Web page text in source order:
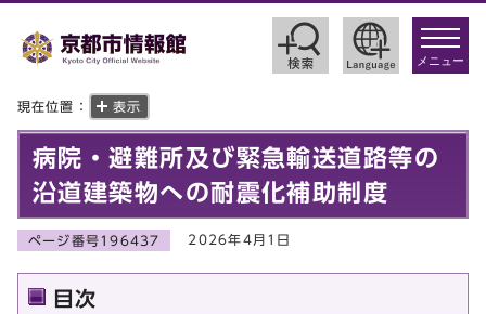
toggle
メニュー
現在位置： 表示
病院・避難所及び緊急輸送道路等の
沿道建築物への耐震化補助制度
ページ番号196437 2026年4月1日
目次